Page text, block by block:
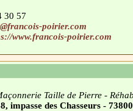
30 57
poirier.com
www.francois-poirier.com
Taille de Pierre -
impasse des Chasseurs -